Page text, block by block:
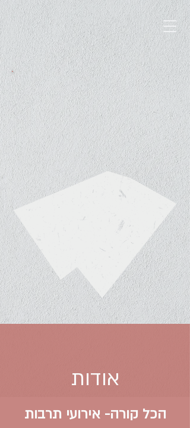
אודות
הכל קורה- אירועי תרבות